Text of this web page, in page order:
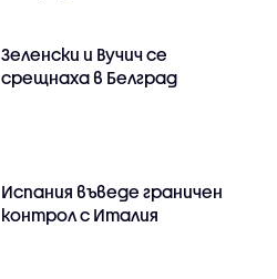
Зеленски и Вучич се
срещнаха в Белград
Испания въведе граничен
контрол с Италия